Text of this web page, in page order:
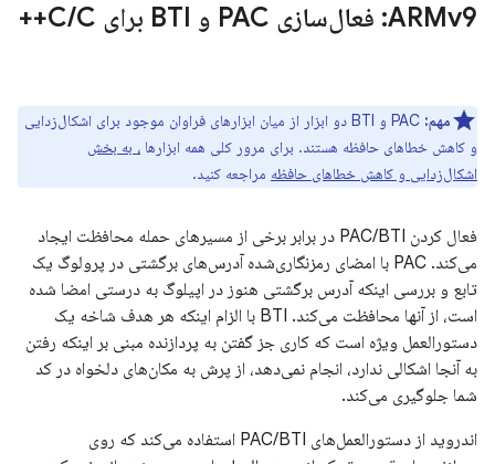
ARMv9: فعال‌سازی PAC و BTI برای C /C++
مهم:
PAC و BTI دو ابزار از میان ابزارهای فراوان موجود برای اشکال‌زدایی
و کاهش خطاهای حافظه هستند. برای مرور کلی همه ابزارها ، به بخش
اشکال‌زدایی و کاهش خطاهای حافظه مراجعه کنید.
فعال کردن PAC/BTI در برابر برخی از مسیرهای حمله محافظت ایجاد
می‌کند. PAC با امضای رمزنگاری‌شده آدرس‌های برگشتی در پرولوگ یک
تابع و بررسی اینکه آدرس برگشتی هنوز در اپیلوگ به درستی امضا شده
است، از آنها محافظت می‌کند. BTI با الزام اینکه هر هدف شاخه یک
دستورالعمل ویژه است که کاری جز گفتن به پردازنده مبنی بر اینکه رفتن
به آنجا اشکالی ندارد، انجام نمی‌دهد، از پرش به مکان‌های دلخواه در کد
شما جلوگیری می‌کند.
اندروید از دستورالعمل‌های PAC/BTI استفاده می‌کند که روی